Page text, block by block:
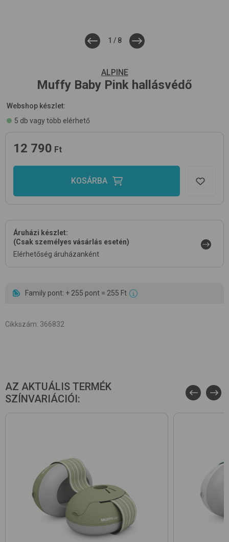
1 / 8
ALPINE
Muffy Baby Pink hallásvédő
Webshop készlet:
5 db vagy több elérhető
12 790 Ft
KOSÁRBA
Áruházi készlet:
(Csak személyes vásárlás esetén)
Elérhetőség áruházanként
Family pont: + 255 pont = 255 Ft
Cikkszám: 366832
AZ AKTUÁLIS TERMÉK
SZÍNVARIÁCIÓI: